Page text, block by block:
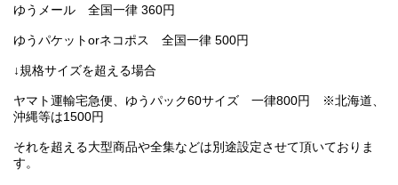
ゆうメール 全国一律 360円
ゆうパケットorネコポス 全国一律 500円
↓規格サイズを超える場合
ヤマト運輸宅急便、ゆうパック60サイズ 一律800円 ※北海道、
沖縄等は1500円
それを超える大型商品や全集などは別途設定させて頂いておりま
す。